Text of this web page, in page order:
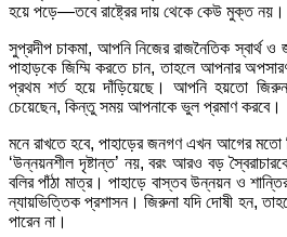
হয়ে পড়ে—তবে রাষ্ট্রের দায় থেকে কেউ মুক্ত নয়।
সুপ্রদীপ চাকমা, আপনি নিজের রাজনৈতিক স্বার্থ
পাহাড়কে জিম্মি করতে চান, তাহলে আপনার
প্রথম শর্ত হয়ে দাঁড়িয়েছে। আপনি হয়তো
চেয়েছেন, কিন্তু সময় আপনাকে ভুল প্রমাণ করবে।
মনে রাখতে হবে, পাহাড়ের জনগণ এখন আগের
‘উন্নয়নশীল দৃষ্টান্ত’ নয়, বরং আরও বড়
বলির পাঁঠা মাত্র। পাহাড়ে বাস্তব উন্নয়ন ও
ন্যায়ভিত্তিক প্রশাসন। জিরুনা যদি দোষী হন,
পারেন না।